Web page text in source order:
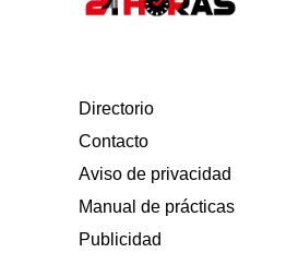
Directorio
Contacto
Aviso de privacidad
Manual de prácticas
Publicidad